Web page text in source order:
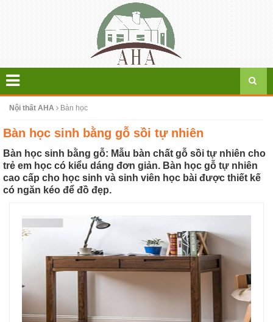
Nội thất AHA Bàn học
Bàn học sinh bằng gỗ sồi tự nhiên
Bàn học sinh bằng gỗ: Mẫu bàn chất gỗ sồi tự nhiên cho
trẻ em học có kiểu dáng đơn giản. Bàn học gỗ tự nhiên
cao cấp cho học sinh và sinh viên học bài được thiết kế
có ngăn kéo để đồ đẹp.